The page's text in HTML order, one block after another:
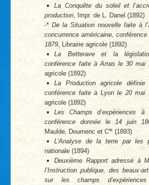
La Conquête du soleil et
production , Impr. de L. Danel (1892)
-*De la Situation nouvelle faite à
concurrence américaine,
1879, Librairie agricole (1892)
La Betterave et la
conférence faite à Arras le 30 mai
agricole (1892)
La Production agricole
conférence faite à Lyon le 20 mai
agricole (1892)
Les Champs d’expériences à
conférence donnée le 14 juin
Maulde, Doumenc et Cie(1893)
L’Analyse de la terre par les
nationale (1894)
Deuxième Rapport adressé à
l’Instruction publique, des beaux-
sur les champs